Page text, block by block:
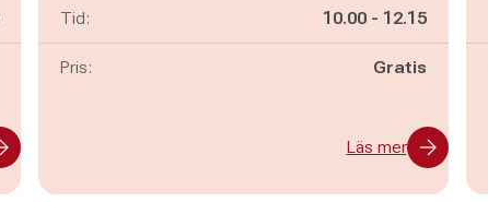
Tid: Pågår mellan
10.00 - och
12.15
Pris: Gratis
Läs mer